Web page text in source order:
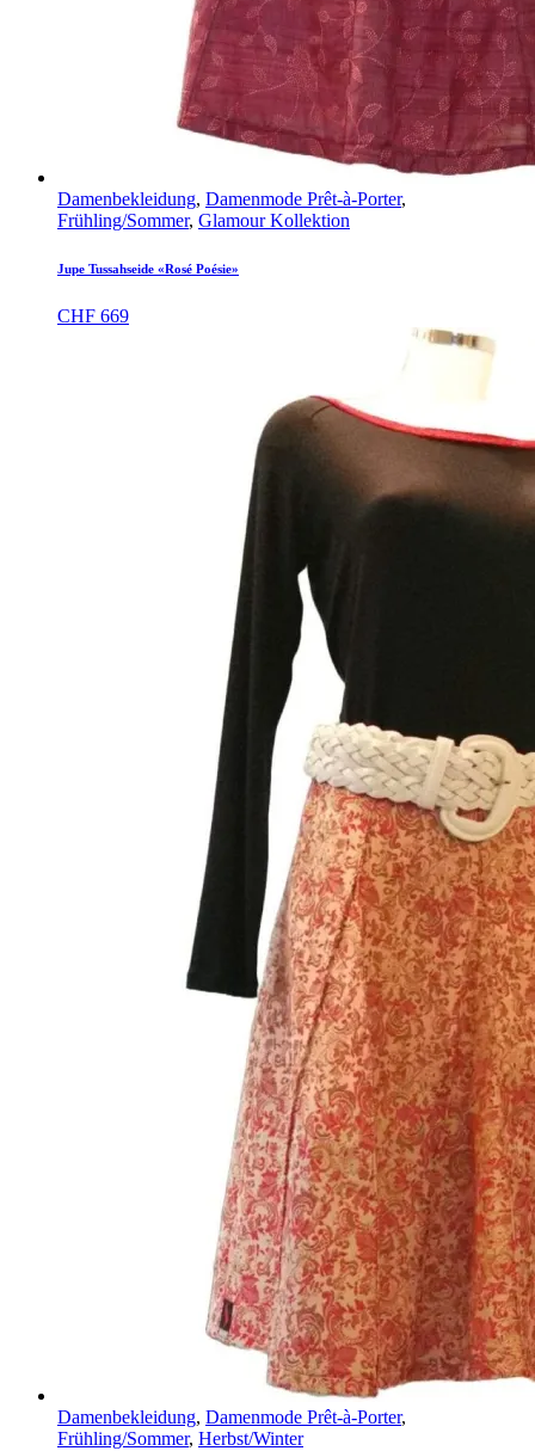
Damenbekleidung, Damenmode Prêt-à-Porter,
Frühling/Sommer, Glamour Kollektion
Jupe Tussahseide «Rosé Poésie»
CHF 669
Damenbekleidung, Damenmode Prêt-à-Porter,
Frühling/Sommer, Herbst/Winter